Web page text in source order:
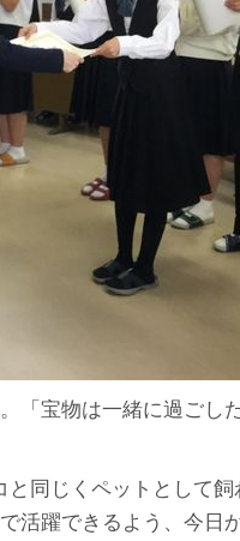
「宝物は一緒に過ご
同じくペットとして
躍できるよう、今日